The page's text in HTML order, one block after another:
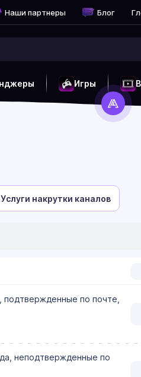
Наши партнеры Блог
Игры
накрутки каналов
по почте,
неподтвержденные по